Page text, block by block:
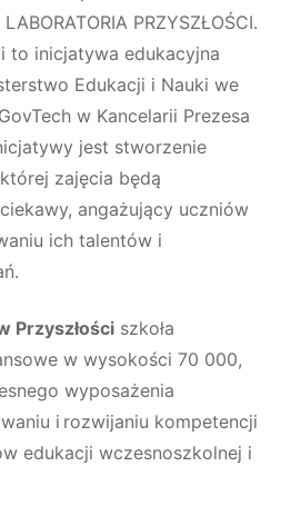
PRZYSZŁOŚCI.
to inicjatywa edukacyjna
Edukacji i Nauki we
w Kancelarii Prezesa
jest stworzenie
zajęcia będą
angażujący uczniów
ich talentów i
Przyszłości szkoła
w wysokości 70 000,
wyposażenia
i rozwijaniu kompetencji
edukacji wczesnoszkolnej i